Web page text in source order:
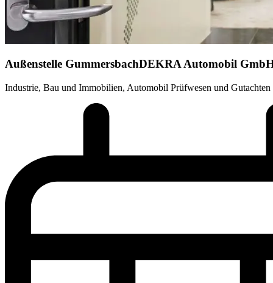
Außenstelle GummersbachDEKRA Automobil
Industrie, Bau und Immobilien, Automobil Prüfwesen und Gutachten